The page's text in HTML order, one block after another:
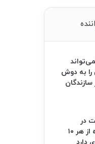
را به دوش
در
ساخت؛ فقط ۲ پروژه از هر ۱۰